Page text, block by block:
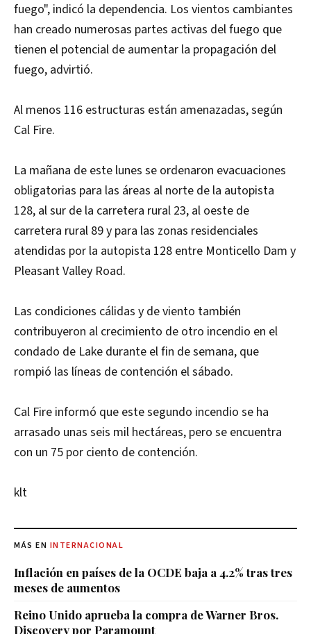
fuego", indicó la dependencia. Los vientos cambiantes
han creado numerosas partes activas del fuego que
tienen el potencial de aumentar la propagación del
fuego, advirtió.
Al menos 116 estructuras están amenazadas, según
Cal Fire.
La mañana de este lunes se ordenaron evacuaciones
obligatorias para las áreas al norte de la autopista
128, al sur de la carretera rural 23, al oeste de
carretera rural 89 y para las zonas residenciales
atendidas por la autopista 128 entre Monticello Dam y
Pleasant Valley Road.
Las condiciones cálidas y de viento también
contribuyeron al crecimiento de otro incendio en el
condado de Lake durante el fin de semana, que
rompió las líneas de contención el sábado.
Cal Fire informó que este segundo incendio se ha
arrasado unas seis mil hectáreas, pero se encuentra
con un 75 por ciento de contención.
klt
MÁS EN INTERNACIONAL
Inflación en países de la OCDE baja a 4.2% tras tres
meses de aumentos
Reino Unido aprueba la compra de Warner Bros.
Discovery por Paramount